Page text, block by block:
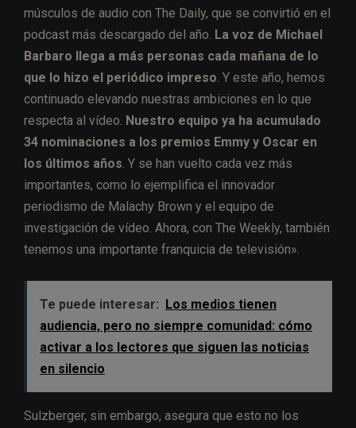
músculos de audio con The Daily, que se convirtió en el
podcast más descargado del año. La voz de Michael
Barbaro llega a más personas cada mañana de lo
que lo hizo el periódico impreso . Y este año, hemos
continuado elevando nuestras ambiciones en lo que
respecta al vídeo. Nuestro equipo ya ha acumulado
34 nominaciones a los premios Emmy y Oscar en
los últimos años . Y se han vuelto cada vez más
importantes, como lo ejemplifica el innovador
periodismo de Malachy Brown y el equipo de
investigación de vídeo. Ahora, con The Weekly, también
tenemos una importante franquicia de televisión».
Te puede interesar: Los medios tienen
audiencia, pero no siempre comunidad: cómo
activar a los lectores que siguen las noticias
en silencio
Sulzberger, sin embargo, asegura que esto no los